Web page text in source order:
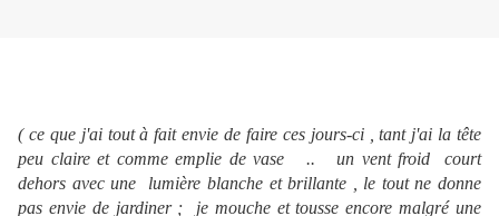
( ce que j'ai tout à fait envie de faire ces jours-ci , tant j'ai la tête
peu claire et comme emplie de vase .. un vent froid court
dehors avec une lumière blanche et brillante , le tout ne donne
pas envie de jardiner ; je mouche et tousse encore malgré une